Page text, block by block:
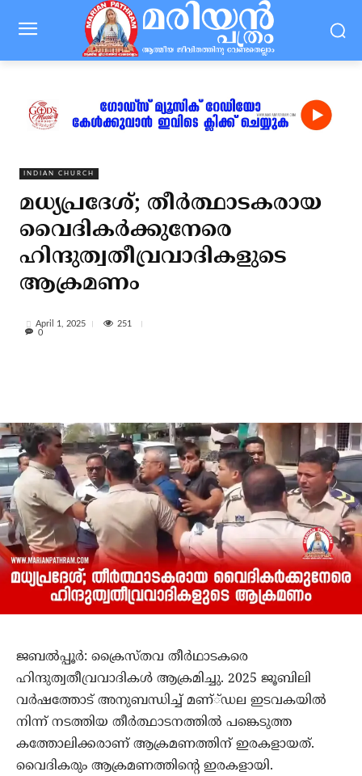
INDIAN CHURCH
മധ്യപ്രദേശ്; തീര്‍ത്ഥാടകരായ
വൈദികര്‍ക്കുനേരെ
ഹിന്ദുത്വതീവ്രവാദികളുടെ
ആക്രമണം
April 1, 2025
251
0
ജബല്‍പ്പൂര്‍: ക്രൈസ്തവ തീര്‍ഥാടകരെ
ഹിന്ദുത്വതീവ്രവാദികള്‍ ആക്രമിച്ചു. 2025 ജൂബിലി
വര്‍ഷത്തോട് അനുബന്ധിച്ച് മണ്്ഡല ഇടവകയില്‍
നിന്ന് നടത്തിയ തീര്‍ത്ഥാടനത്തില്‍ പങ്കെടുത്ത
കത്തോലിക്കരാണ് ആക്രമണത്തിന് ഇരകളായത്.
വൈദികരും ആക്രമണത്തിന്റെ ഇരകളായി.